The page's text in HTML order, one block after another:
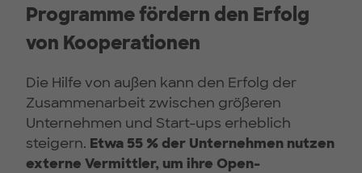
Programme fördern den Erfolg
von Kooperationen
Die Hilfe von außen kann den Erfolg der
Zusammenarbeit zwischen größeren
Unternehmen und Start-ups erheblich
steigern. Etwa 55 % der Unternehmen nutzen
externe Vermittler, um ihre Open-